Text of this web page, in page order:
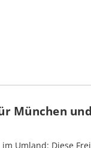
München
Umland: Diese